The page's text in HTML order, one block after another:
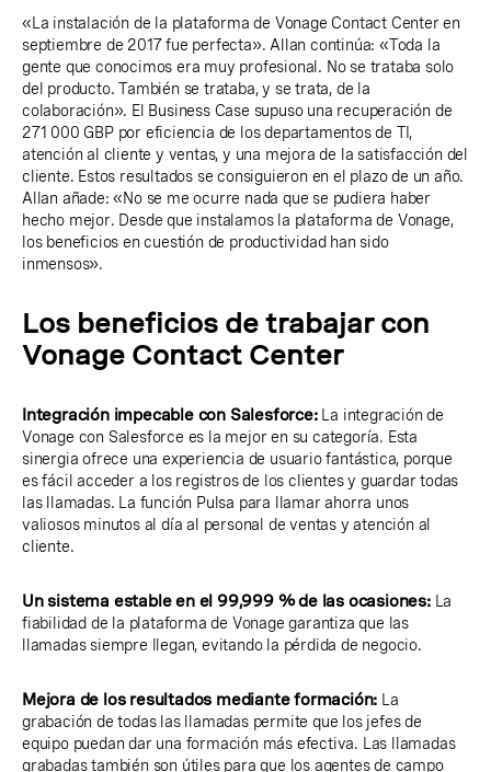
«La instalación de la plataforma de Vonage Contact Center en
septiembre de 2017 fue perfecta». Allan continúa: «Toda la
gente que conocimos era muy profesional. No se trataba solo
del producto. También se trataba, y se trata, de la
colaboración». El Business Case supuso una recuperación de
271 000 GBP por eficiencia de los departamentos de TI,
atención al cliente y ventas, y una mejora de la satisfacción del
cliente. Estos resultados se consiguieron en el plazo de un año.
Allan añade: «No se me ocurre nada que se pudiera haber
hecho mejor. Desde que instalamos la plataforma de Vonage,
los beneficios en cuestión de productividad han sido
inmensos».
Los beneficios de trabajar con
Vonage Contact Center
Integración impecable con Salesforce:La integración de
Vonage con Salesforce es la mejor en su categoría. Esta
sinergia ofrece una experiencia de usuario fantástica, porque
es fácil acceder a los registros de los clientes y guardar todas
las llamadas. La función Pulsa para llamar ahorra unos
valiosos minutos al día al personal de ventas y atención al
cliente.
Un sistema estable en el 99,999 % de las ocasiones:La
fiabilidad de la plataforma de Vonage garantiza que las
llamadas siempre llegan, evitando la pérdida de negocio.
Mejora de los resultados mediante formación: La
grabación de todas las llamadas permite que los jefes de
equipo puedan dar una formación más efectiva. Las llamadas
grabadas también son útiles para que los agentes de campo